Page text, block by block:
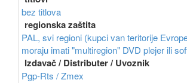
bez titlova
regionska zaštita
PAL, svi regioni (kupci van teritorije
moraju imati "multiregion" DVD plejer ili
Izdavač / Distributer / Uvoznik
Pgp-Rts / Zmex